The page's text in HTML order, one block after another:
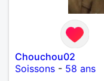
Chouchou02
Soissons - 58 ans